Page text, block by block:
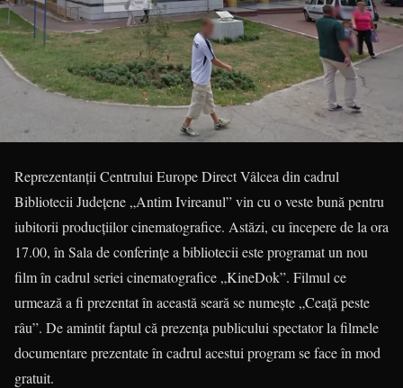
Reprezentanții Centrului Europe Di­rect Vâlcea din cadrul
Bibliotecii Județene „Antim Ivireanul” vin cu o veste bună pentru
iubitorii producțiilor cinematografice. Astăzi, cu începere de la ora
17.00, în Sala de conferințe a biblio­tecii este programat un nou
film în cadrul seriei cinematografice „KineDok”. Filmul ce
urmează a fi prezentat în această seară se numește „Ceață peste
râu”. De amintit faptul că prezența publicului spectator la filmele
documentare prezentate în cadrul acestui program se face în mod
gratuit.